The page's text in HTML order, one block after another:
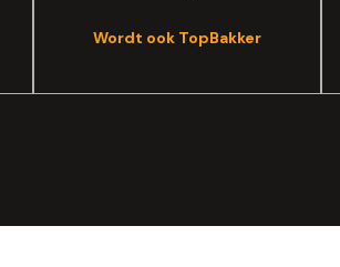
Wordt ook TopBakker